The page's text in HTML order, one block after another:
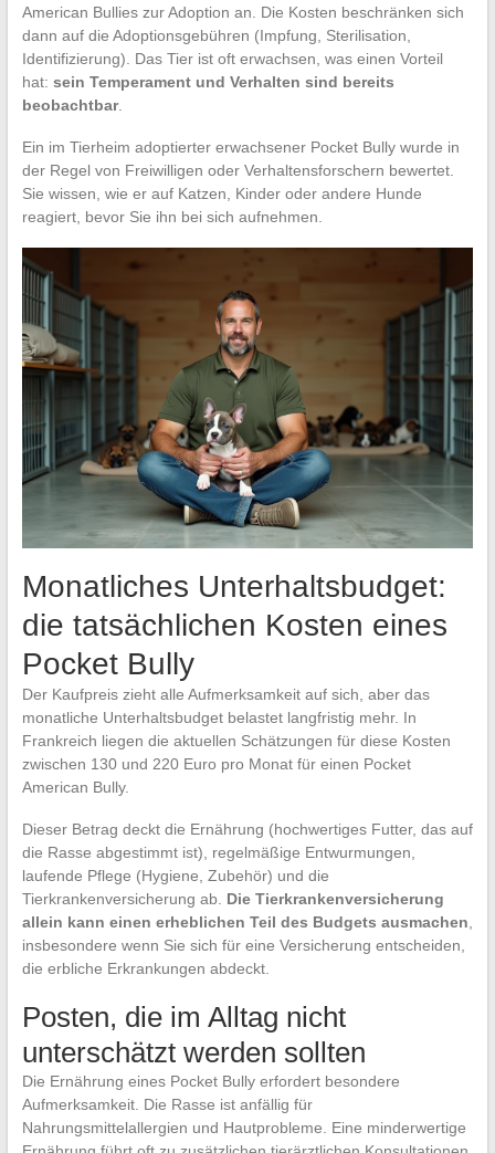
American Bullies zur Adoption an. Die Kosten beschränken sich
dann auf die Adoptionsgebühren (Impfung, Sterilisation,
Identifizierung). Das Tier ist oft erwachsen, was einen Vorteil
hat: sein Temperament und Verhalten sind bereits
beobachtbar.
Ein im Tierheim adoptierter erwachsener Pocket Bully wurde in
der Regel von Freiwilligen oder Verhaltensforschern bewertet.
Sie wissen, wie er auf Katzen, Kinder oder andere Hunde
reagiert, bevor Sie ihn bei sich aufnehmen.
Monatliches Unterhaltsbudget:
die tatsächlichen Kosten eines
Pocket Bully
Der Kaufpreis zieht alle Aufmerksamkeit auf sich, aber das
monatliche Unterhaltsbudget belastet langfristig mehr. In
Frankreich liegen die aktuellen Schätzungen für diese Kosten
zwischen 130 und 220 Euro pro Monat für einen Pocket
American Bully.
Dieser Betrag deckt die Ernährung (hochwertiges Futter, das auf
die Rasse abgestimmt ist), regelmäßige Entwurmungen,
laufende Pflege (Hygiene, Zubehör) und die
Tierkrankenversicherung ab. Die Tierkrankenversicherung
allein kann einen erheblichen Teil des Budgets ausmachen,
insbesondere wenn Sie sich für eine Versicherung entscheiden,
die erbliche Erkrankungen abdeckt.
Posten, die im Alltag nicht
unterschätzt werden sollten
Die Ernährung eines Pocket Bully erfordert besondere
Aufmerksamkeit. Die Rasse ist anfällig für
Nahrungsmittelallergien und Hautprobleme. Eine minderwertige